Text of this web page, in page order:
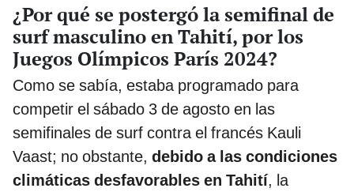
¿Por qué se postergó la semifinal de
surf masculino en Tahití, por los
Juegos Olímpicos París 2024?
Como se sabía, estaba programado para
competir el sábado 3 de agosto en las
semifinales de surf contra el francés Kauli
Vaast; no obstante, debido a las condiciones
climáticas desfavorables en Tahití, la